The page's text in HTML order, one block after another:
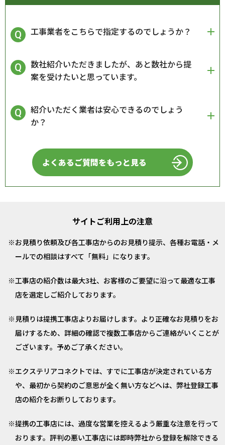
工事業者をこちらで指定するのでしょうか？
数社紹介いただきましたが、あと数社から提
案を受けたいと思っています。
紹介いただく業者は安心できるのでしょう
か？
よくあるご質問をもっと見る
サイトご利用上の注意
お見積り依頼及び各工事店からのお見積り提示、各種お電話・メ
ールでの相談はすべて「無料」になります。
工事店の紹介数は最大3社、お客様のご要望に沿って最適な工事
店を選定しご紹介しております。
見積りは提携工事店よりお届けします。より正確なお見積りをお
届けするため、詳細の確認で複数工事店からご連絡がいくことが
ございます。予めご了承ください。
エクステリアコネクトでは、すでに工事店が決定されている方
や、最初から契約のご意思が全く無い方などへは、弊社登録工事
店の紹介をお断りしております。
提携の工事店には、過度な営業を控えるよう厳重な注意を行って
おります。評判の悪い工事店には即時弊社から登録を解除できる